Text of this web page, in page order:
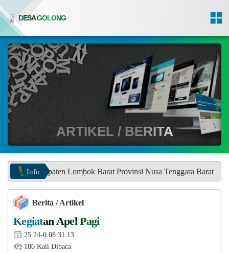
DESA GOLONG
ARTIKEL / BERITA
Info
Lombok Barat Provinsi Nusa Tenggara Barat
Berita / Artikel
Kegiatan Apel Pagi
25 24-0 08:31:13
186 Kali Dibaca